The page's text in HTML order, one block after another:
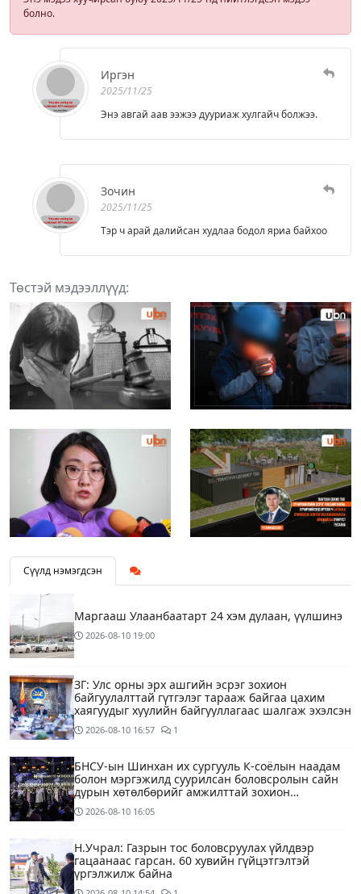
болно.
Иргэн
2025/11/25
Энэ авгай аав ээжээ дууриаж хулгайч болжээ.
Зочин
2025/11/25
Тэр ч арай далийсан худлаа бодол яриа байхоо
Төстэй мэдээллүүд:
Сүүлд нэмэгдсэн
Маргааш Улаанбаатарт 24 хэм дулаан, үүлшинэ
2026-08-10 19:00
ЗГ: Улс орны эрх ашгийн эсрэг зохион
байгуулалттай гүтгэлэг тарааж байгаа цахим
хаягуудыг хуулийн байгууллагаас шалгаж эхэлсэн
2026-08-10 16:57 1
БНСУ-ын Шинхан их сургууль К-соёлын наадам
болон мэргэжилд суурилсан боловсролын сайн
дурын хөтөлбөрийг амжилттай зохион
байгууллаа
2026-08-10 16:05
Н.Учрал: Газрын тос боловсруулах үйлдвэр
гацаанаас гарсан. 60 хувийн гүйцэтгэлтэй
үргэлжилж байна